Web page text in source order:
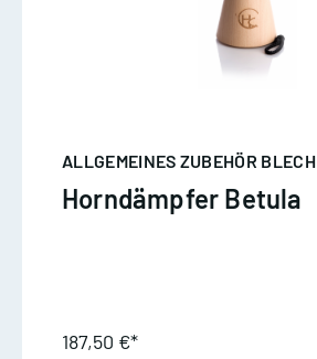
ALLGEMEINES ZUBEHÖR BLECH
Horndämpfer Betula
187,50 €*